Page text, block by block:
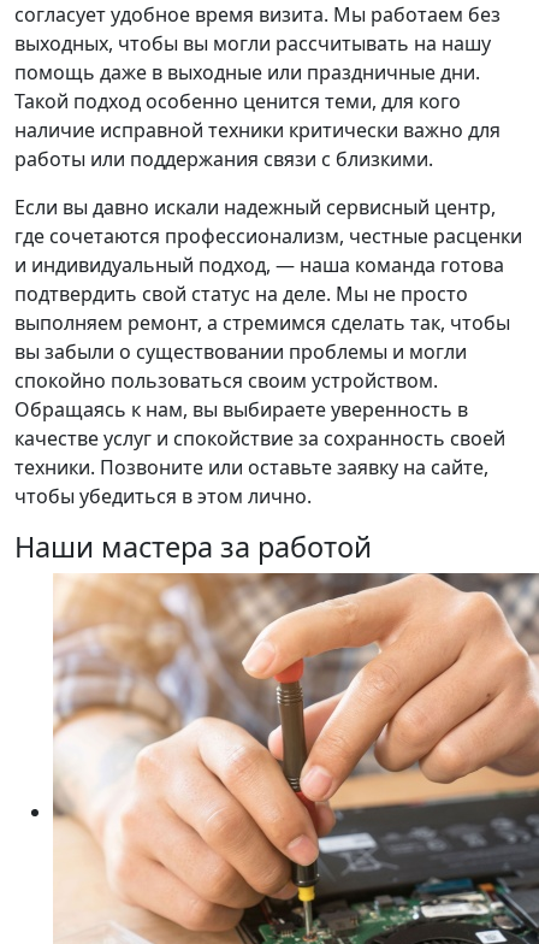
согласует удобное время визита. Мы работаем без
выходных, чтобы вы могли рассчитывать на нашу
помощь даже в выходные или праздничные дни.
Такой подход особенно ценится теми, для кого
наличие исправной техники критически важно для
работы или поддержания связи с близкими.
Если вы давно искали надежный сервисный центр,
где сочетаются профессионализм, честные расценки
и индивидуальный подход, — наша команда готова
подтвердить свой статус на деле. Мы не просто
выполняем ремонт, а стремимся сделать так, чтобы
вы забыли о существовании проблемы и могли
спокойно пользоваться своим устройством.
Обращаясь к нам, вы выбираете уверенность в
качестве услуг и спокойствие за сохранность своей
техники. Позвоните или оставьте заявку на сайте,
чтобы убедиться в этом лично.
Наши мастера за работой